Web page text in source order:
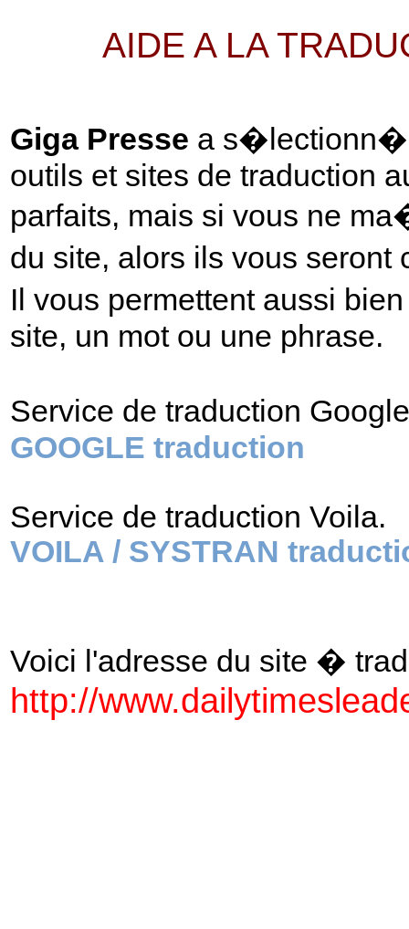
AIDE A LA
Giga Presse a s�lectionn�
outils et sites de traduction
parfaits, mais si vous ne
du site, alors ils vous
Il vous permettent aussi
site, un mot ou une phrase.
Service de traduction
GOOGLE traduction
Service de traduction Voila.
VOILA / SYSTRAN
Voici l'adresse du site �
http://